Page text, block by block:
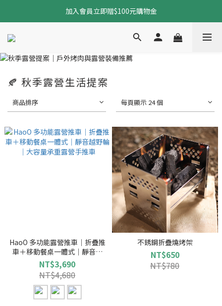
加入會員立即贈$100元購物金
加入會員立即贈$100元購物金
全館免運中（不限商品）
加入會員立即贈$100元購物金
🍂 秋季露營生活提案
商品排序 每頁顯示 24 個
HaoO 多功能露營推車｜折疊推
車＋移動餐桌一體式｜靜音越
野輪｜大容量承重露營手推車
NT$3,690
NT$4,680
不銹鋼折疊燒烤架
NT$650
NT$780